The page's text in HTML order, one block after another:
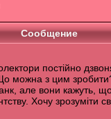
Сообщение
постійно
можна з цим
але вони кажуть,
Хочу зрозуміти